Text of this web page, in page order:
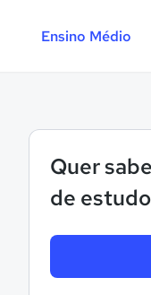
Ensino Médio
Quer
de